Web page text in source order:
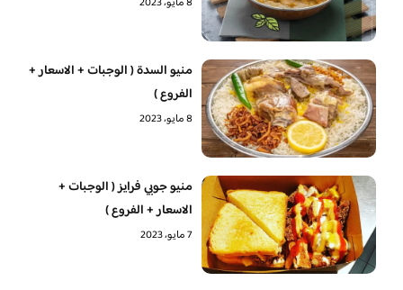
منيو السدة ( الوجبات + الاسعار +
الفروع )
8 مايو، 2023
منيو جوبي فرايز ( الوجبات +
الاسعار + الفروع )
7 مايو، 2023